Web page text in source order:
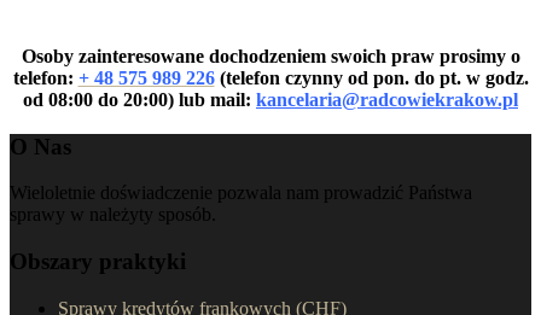
Osoby zainteresowane dochodzeniem swoich praw prosimy o
telefon: + 48 575 989 226(telefon czynny od pon. do pt. w godz.
od 08:00 do 20:00) lub mail: kancelaria@radcowiekrakow.pl
O Nas
Wieloletnie doświadczenie pozwala nam prowadzić Państwa
sprawy w należyty sposób.
Obszary praktyki
Sprawy kredytów frankowych (CHF)